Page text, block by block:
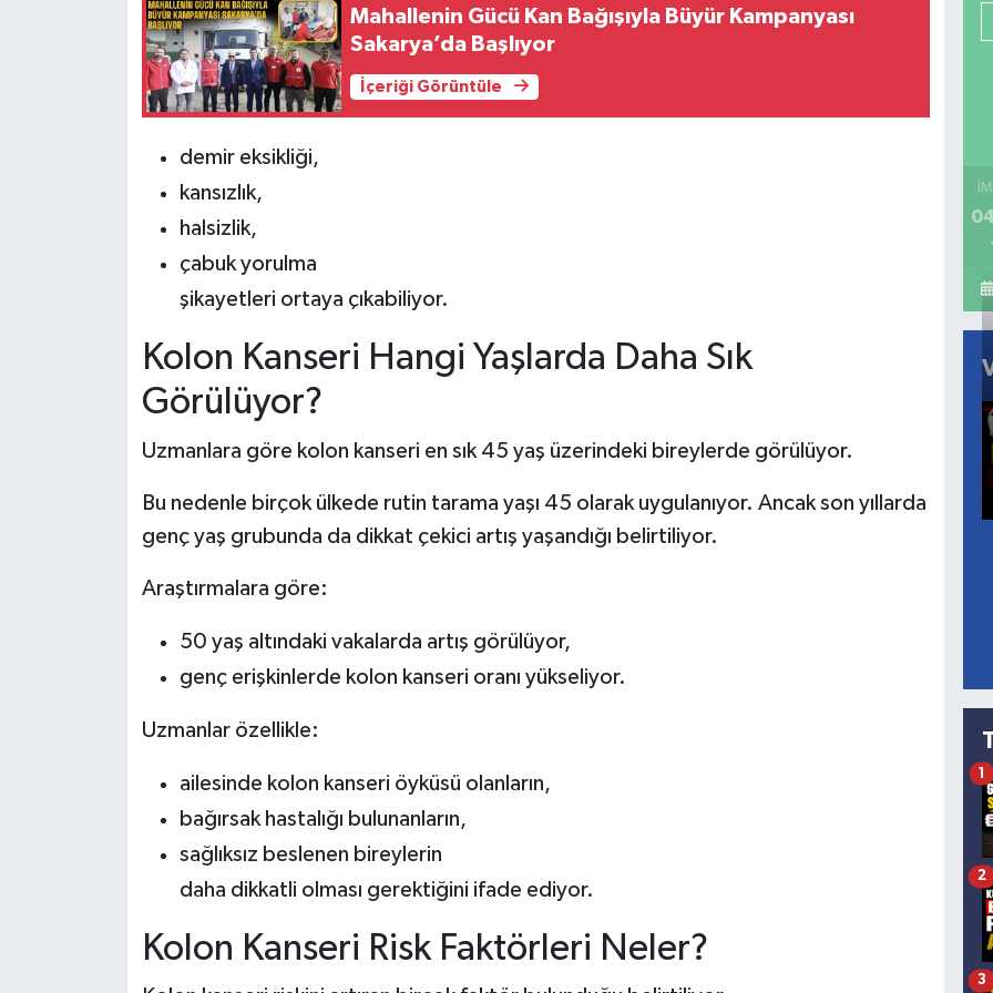
Mahallenin Gücü Kan Bağışıyla Büyür Kampanyası
Sakarya’da Başlıyor
İçeriği Görüntüle
demir eksikliği,
kansızlık,
halsizlik,
çabuk yorulma
şikayetleri ortaya çıkabiliyor.
Kolon Kanseri Hangi Yaşlarda Daha Sık
Görülüyor?
Uzmanlara göre kolon kanseri en sık 45 yaş üzerindeki bireylerde görülüyor.
Bu nedenle birçok ülkede rutin tarama yaşı 45 olarak uygulanıyor. Ancak son yıllarda
genç yaş grubunda da dikkat çekici artış yaşandığı belirtiliyor.
Araştırmalara göre:
50 yaş altındaki vakalarda artış görülüyor,
genç erişkinlerde kolon kanseri oranı yükseliyor.
Uzmanlar özellikle:
ailesinde kolon kanseri öyküsü olanların,
bağırsak hastalığı bulunanların,
sağlıksız beslenen bireylerin
daha dikkatli olması gerektiğini ifade ediyor.
Kolon Kanseri Risk Faktörleri Neler?
1
2
3